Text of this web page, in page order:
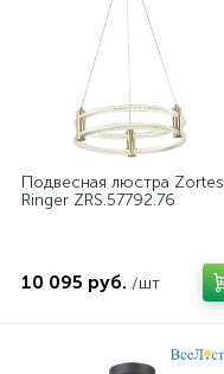
Подвесная люстра Zortes
Ringer ZRS.57792.76
10 095 руб. /шт